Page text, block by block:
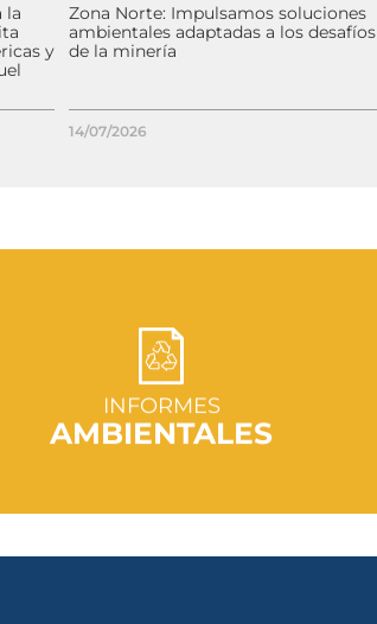
la
y
Zona Norte: Impulsamos soluciones
ambientales adaptadas a los desafíos
de la minería
14/07/2026
INFORMES
AMBIENTALES
IR A SECCIÓN